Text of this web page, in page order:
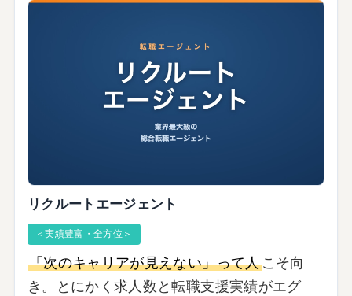
リクルートエージェント
＜実績豊富・全方位＞
「次のキャリアが見えない」って人こそ向
き。とにかく求人数と転職支援実績がエグ